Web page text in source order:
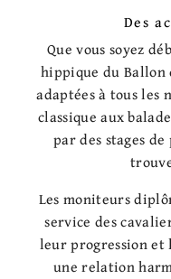
Des
Que vous soyez
hippique du Ballon
adaptées à tous les
classique aux
par des stages
Les moniteurs
service des
leur progression
une relation